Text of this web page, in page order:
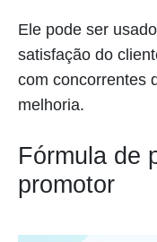
Ele pode ser
satisfação do
com concorrentes
melhoria.
Fórmula de
promotor